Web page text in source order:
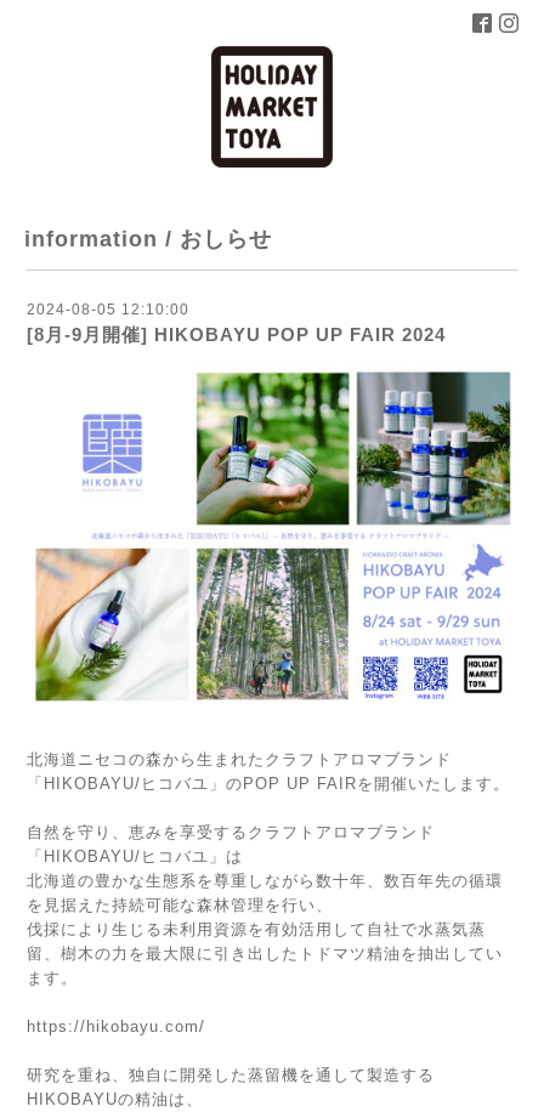
information / おしらせ
2024-08-05 12:10:00
[8月-9月開催] HIKOBAYU POP UP FAIR 2024
北海道ニセコの森から生まれたクラフトアロマブランド
「HIKOBAYU/ヒコバユ」のPOP UP FAIRを開催いたします。
自然を守り、恵みを享受するクラフトアロマブランド
「HIKOBAYU/ヒコバユ」は
北海道の豊かな生態系を尊重しながら数十年、数百年先の循環
を見据えた持続可能な森林管理を行い、
伐採により生じる未利用資源を有効活用して自社で水蒸気蒸
留、樹木の力を最大限に引き出したトドマツ精油を抽出してい
ます。
https://hikobayu.com/
研究を重ね、独自に開発した蒸留機を通して製造する
HIKOBAYUの精油は、